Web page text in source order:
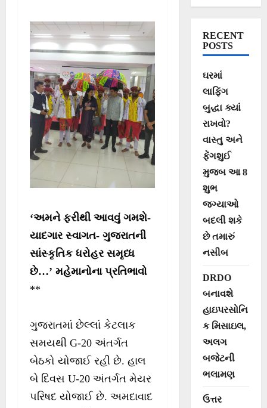
‘અમને ફરીથી આવવું ગમશે-
યાદગાર સ્વાગત- ગુજરાતની
સાંસ્કૃતિક ધરોહર સમૃધ્ધ
છે…’ મહેમાનોના પ્રતિભાવો
**
ગુજરાતમાં છેલ્લાં કેટલાક
સમયથી G-20 અંતર્ગત
બેઠકો યોજાઈ રહી છે. હાલ
બે દિવસ U-20 અંતર્ગત મેયર
પરિષદ યોજાઈ છે. અમદાવાદ
RECENT
POSTS
ઘરમાં
લાફિંગ
બુદ્ધા ક્યાં
રાખવો?
વાસ્તુ અને
ફેંગશુઈ
મુજબ આ 8
શુભ
જગ્યાઓ
બદલી શકે
છે તમારું
નસીબ
DRDO
બનાવશે
હાઇપરસોનિ
ક મિસાઇલ,
અલગ
બજેટની
ભલામણ
ઉત્તર